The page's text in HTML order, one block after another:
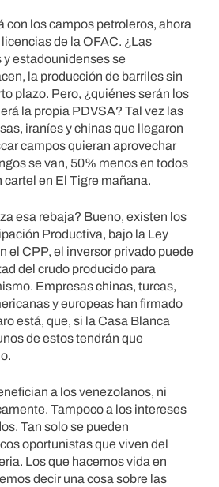
con los campos petroleros, ahora
de la OFAC. ¿Las
estadounidenses se
la producción de barriles sin
plazo. Pero, ¿quiénes serán los
la propia PDVSA? Tal vez las
iraníes y chinas que llegaron
campos quieran aprovechar
se van, 50% menos en todos
cartel en El Tigre mañana.
esa rebaja? Bueno, existen los
Productiva, bajo la Ley
el CPP, el inversor privado puede
del crudo producido para
Empresas chinas, turcas,
y europeas han firmado
está, que, si la Casa Blanca
de estos tendrán que
a los venezolanos, ni
Tampoco a los intereses
Tan solo se pueden
oportunistas que viven del
Los que hacemos vida en
decir una cosa sobre las